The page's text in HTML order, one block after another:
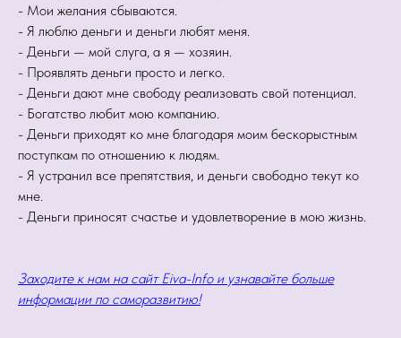
- Мои желания сбываются.
- Я люблю деньги и деньги любят меня.
- Деньги — мой слуга, а я — хозяин.
- Проявлять деньги просто и легко.
- Деньги дают мне свободу реализовать свой потенциал.
- Богатство любит мою компанию.
- Деньги приходят ко мне благодаря моим бескорыстным
поступкам по отношению к людям.
- Я устранил все препятствия, и деньги свободно текут ко
мне.
- Деньги приносят счастье и удовлетворение в мою жизнь.
Заходите к нам на сайт Eiva-Info и узнавайте больше
информации по саморазвитию!